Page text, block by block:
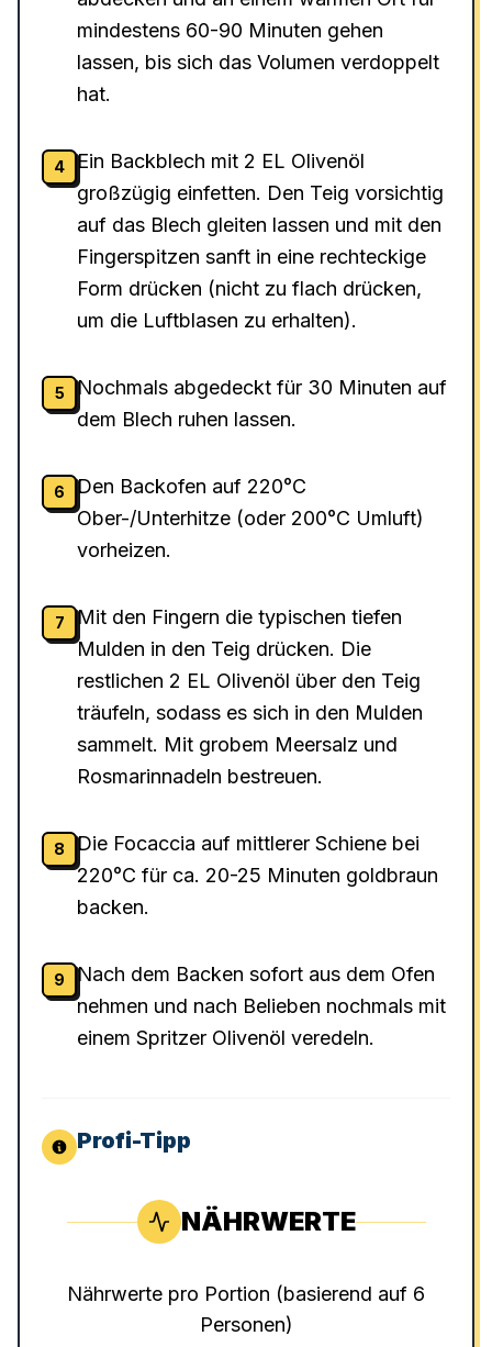
mindestens 60-90 Minuten gehen
lassen, bis sich das Volumen verdoppelt
hat.
4
Ein Backblech mit 2 EL Olivenöl
großzügig einfetten. Den Teig vorsichtig
auf das Blech gleiten lassen und mit den
Fingerspitzen sanft in eine rechteckige
Form drücken (nicht zu flach drücken,
um die Luftblasen zu erhalten).
5
Nochmals abgedeckt für 30 Minuten auf
dem Blech ruhen lassen.
6
Den Backofen auf 220°C
Ober-/Unterhitze (oder 200°C Umluft)
vorheizen.
7
Mit den Fingern die typischen tiefen
Mulden in den Teig drücken. Die
restlichen 2 EL Olivenöl über den Teig
träufeln, sodass es sich in den Mulden
sammelt. Mit grobem Meersalz und
Rosmarinnadeln bestreuen.
8
Die Focaccia auf mittlerer Schiene bei
220°C für ca. 20-25 Minuten goldbraun
backen.
9
Nach dem Backen sofort aus dem Ofen
nehmen und nach Belieben nochmals mit
einem Spritzer Olivenöl veredeln.
Profi-Tipp
NÄHRWERTE
Nährwerte pro Portion (basierend auf 6
Personen)